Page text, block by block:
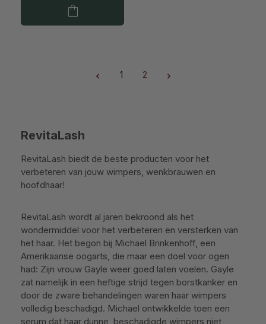
Pagina
1
Pagina
2
RevitaLash
RevitaLash biedt de beste producten voor het
verbeteren van jouw wimpers, wenkbrauwen en
hoofdhaar!
RevitaLash wordt al jaren bekroond als het
wondermiddel voor het verbeteren en versterken van
het haar. Het begon bij Michael Brinkenhoff, een
Amerikaanse oogarts, die maar een doel voor ogen
had: Zijn vrouw Gayle weer goed laten voelen. Gayle
zat namelijk in een heftige strijd tegen borstkanker en
door de zware behandelingen waren haar wimpers
volledig beschadigd. Michael ontwikkelde toen een
serum dat haar dunne, beschadigde wimpers niet